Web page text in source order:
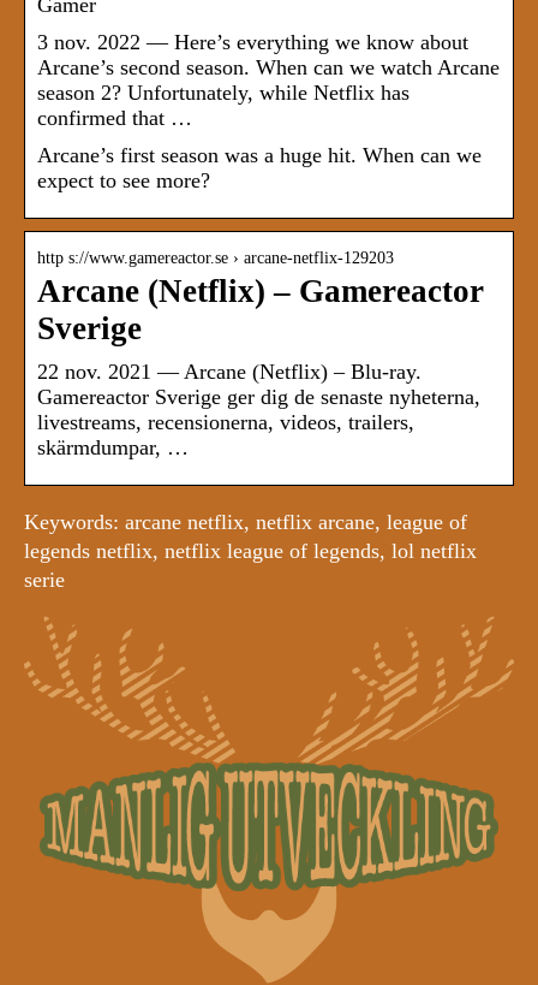
Gamer
3 nov. 2022 — Here’s everything we know about
Arcane’s second season. When can we watch Arcane
season 2? Unfortunately, while Netflix has
confirmed that …
Arcane’s first season was a huge hit. When can we
expect to see more?
http s://www.gamereactor.se › arcane-netflix-129203
Arcane (Netflix) – Gamereactor
Sverige
22 nov. 2021 — Arcane (Netflix) – Blu-ray.
Gamereactor Sverige ger dig de senaste nyheterna,
livestreams, recensionerna, videos, trailers,
skärmdumpar, …
Keywords: arcane netflix, netflix arcane, league of
legends netflix, netflix league of legends, lol netflix
serie